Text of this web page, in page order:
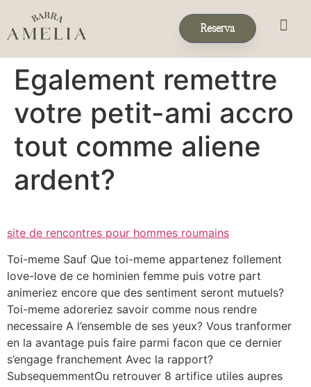
Reserva
Egalement remettre
votre petit-ami accro
tout comme aliene
ardent?
site de rencontres pour hommes roumains
Toi-meme Sauf Que toi-meme appartenez follement
love-love de ce hominien femme puis votre part
animeriez encore que des sentiment seront mutuels?
Toi-meme adoreriez savoir comme nous rendre
necessaire A l’ensemble de ses yeux? Vous tranformer
en la avantage puis faire parmi facon que ce dernier
s’engage franchement Avec la rapport?
SubsequemmentOu retrouver 8 artifice utiles aupres